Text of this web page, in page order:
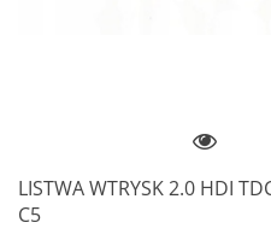
LISTWA WTRYSK 2.0 HDI
C5